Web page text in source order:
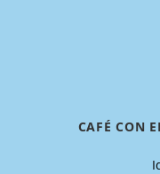
CAFÉ CON